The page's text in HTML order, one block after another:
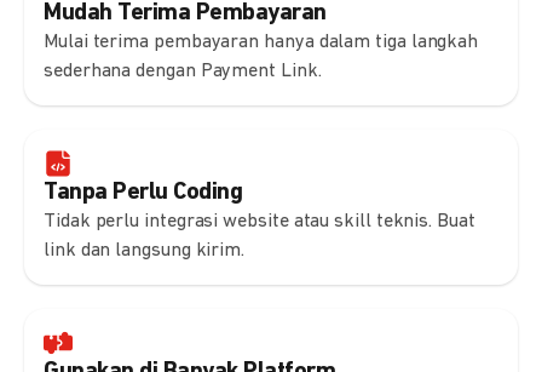
Mudah Terima Pembayaran
Mulai terima pembayaran hanya dalam tiga langkah
sederhana dengan Payment Link.
Tanpa Perlu Coding
Tidak perlu integrasi website atau skill teknis. Buat
link dan langsung kirim.